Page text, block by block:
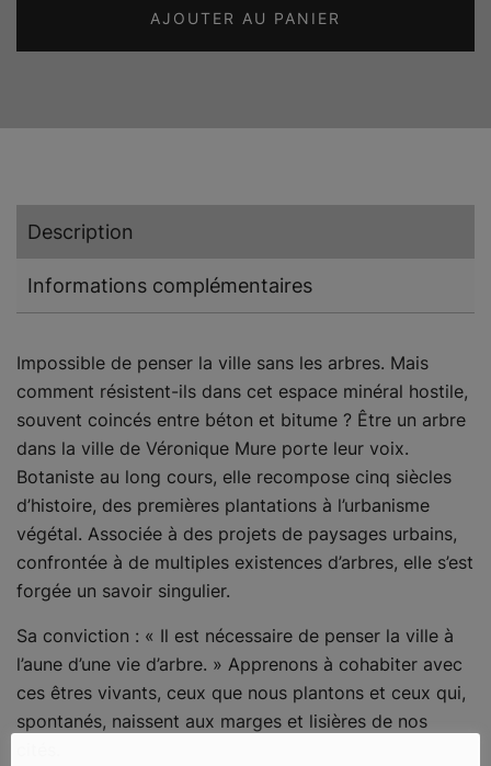
arbre
dans
AJOUTER AU PANIER
Description
Informations complémentaires
Impossible de penser la ville sans les arbres. Mais
comment résistent-ils dans cet espace minéral hostile,
souvent coincés entre béton et bitume ? Être un arbre
dans la ville de Véronique Mure porte leur voix.
Botaniste au long cours, elle recompose cinq siècles
d’histoire, des premières plantations à l’urbanisme
végétal. Associée à des projets de paysages urbains,
confrontée à de multiples existences d’arbres, elle s’est
forgée un savoir singulier.
Sa conviction : « Il est nécessaire de penser la ville à
l’aune d’une vie d’arbre. » Apprenons à cohabiter avec
ces êtres vivants, ceux que nous plantons et ceux qui,
spontanés, naissent aux marges et lisières de nos